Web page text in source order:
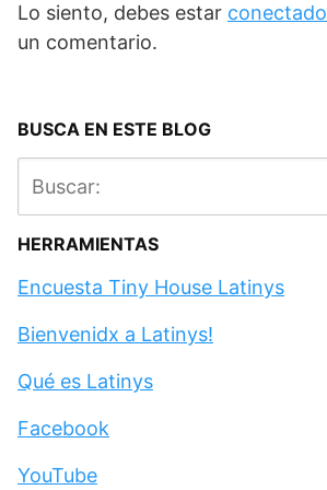
Lo siento, debes estar conectado
un comentario.
BUSCA EN ESTE BLOG
HERRAMIENTAS
Encuesta Tiny House Latinys
Bienvenidx a Latinys!
Qué es Latinys
Facebook
YouTube